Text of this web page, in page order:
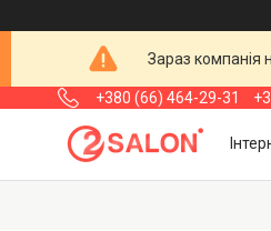
Зараз компанія
+380 (66) 464-29-31